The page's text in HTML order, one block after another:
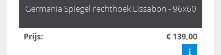
Germania Spiegel rechthoek Lissabon - 96x60
Prijs: € 139,00